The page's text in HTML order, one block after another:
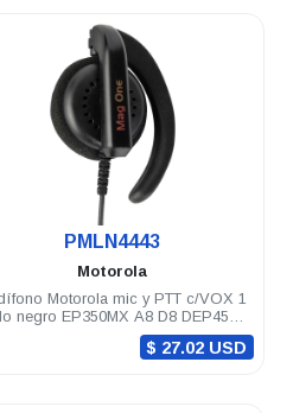
PMLN4443
Motorola
Motorola mic y PTT c/VOX 1
negro EP350MX A8 D8 DEP450
$ 27.02 USD